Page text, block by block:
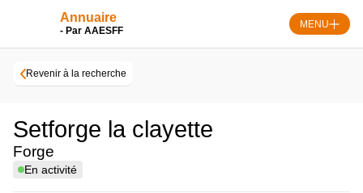
Annuaire
- Par AAESFF
MENU
Revenir à la recherche
Setforge la clayette
Forge
En activité